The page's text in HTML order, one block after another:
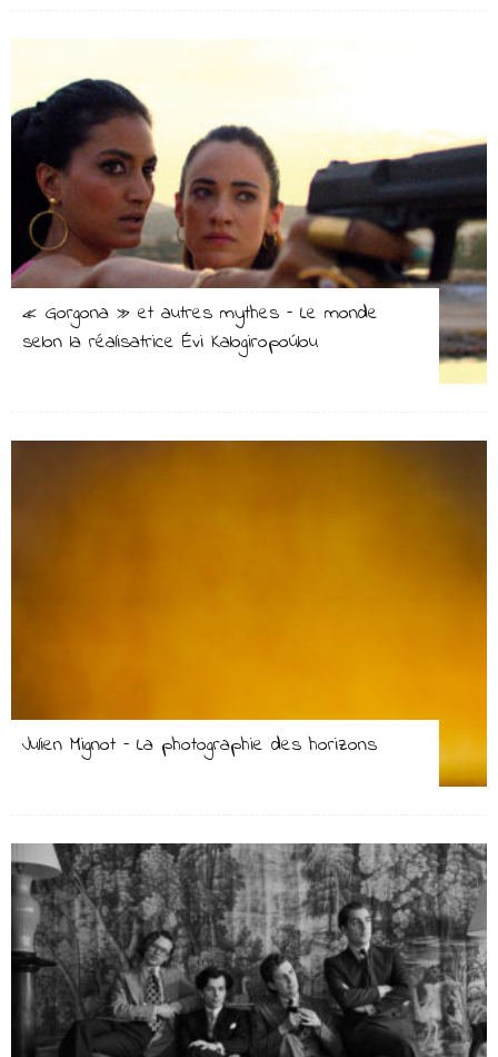
« Gorgona » et autres mythes – Le monde
selon la réalisatrice Évi Kalogiropoúlou
Julien Mignot – La photographie des horizons